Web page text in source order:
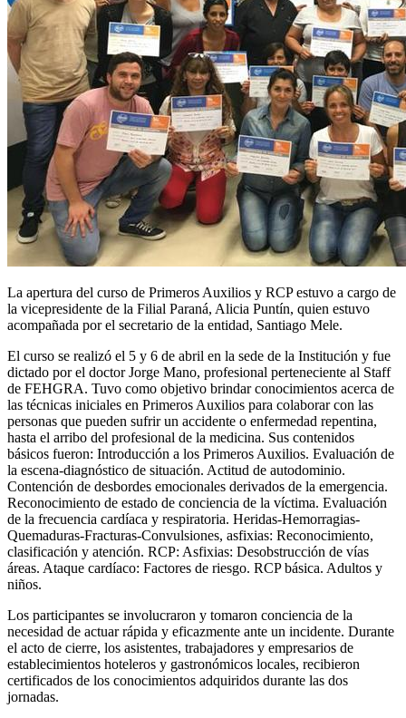
La apertura del curso de Primeros Auxilios y RCP estuvo a cargo de
la vicepresidente de la Filial Paraná, Alicia Puntín, quien estuvo
acompañada por el secretario de la entidad, Santiago Mele.
El curso se realizó el 5 y 6 de abril en la sede de la Institución y fue
dictado por el doctor Jorge Mano, profesional perteneciente al Staff
de FEHGRA. Tuvo como objetivo brindar conocimientos acerca de
las técnicas iniciales en Primeros Auxilios para colaborar con las
personas que pueden sufrir un accidente o enfermedad repentina,
hasta el arribo del profesional de la medicina. Sus contenidos
básicos fueron: Introducción a los Primeros Auxilios. Evaluación de
la escena-diagnóstico de situación. Actitud de autodominio.
Contención de desbordes emocionales derivados de la emergencia.
Reconocimiento de estado de conciencia de la víctima. Evaluación
de la frecuencia cardíaca y respiratoria. Heridas-Hemorragias-
Quemaduras-Fracturas-Convulsiones, asfixias: Reconocimiento,
clasificación y atención. RCP: Asfixias: Desobstrucción de vías
áreas. Ataque cardíaco: Factores de riesgo. RCP básica. Adultos y
niños.
Los participantes se involucraron y tomaron conciencia de la
necesidad de actuar rápida y eficazmente ante un incidente. Durante
el acto de cierre, los asistentes, trabajadores y empresarios de
establecimientos hoteleros y gastronómicos locales, recibieron
certificados de los conocimientos adquiridos durante las dos
jornadas.